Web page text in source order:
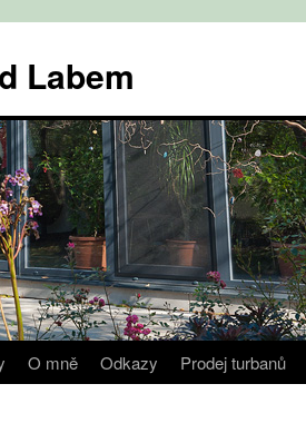
Labem
O mně Odkazy Prodej turbanů